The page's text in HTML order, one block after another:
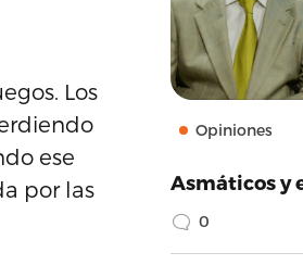
Los
ese
por las
Opiniones
Asmáticos y
0